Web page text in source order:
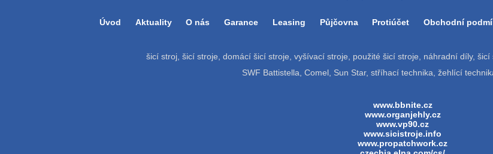
Úvod Aktuality O nás Garance Leasing Půjčovna Protiúčet Obchodní
šicí stroj, šicí stroje, domácí šicí stroje, vyšívací stroje, použité šicí stroje, náhradní díly, šicí
SWF Battistella, Comel, Sun Star, stříhací technika, žehlící
www.bbnite.cz
www.organjehly.cz
www.vp90.cz
www.sicistroje.info
www.propatchwork.cz